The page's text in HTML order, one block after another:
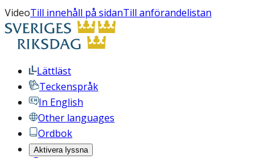
VideoTill innehåll på sidanTill anförandelistan
Lättläst
Teckenspråk
In English
Other languages
Ordbok
Aktivera lyssna